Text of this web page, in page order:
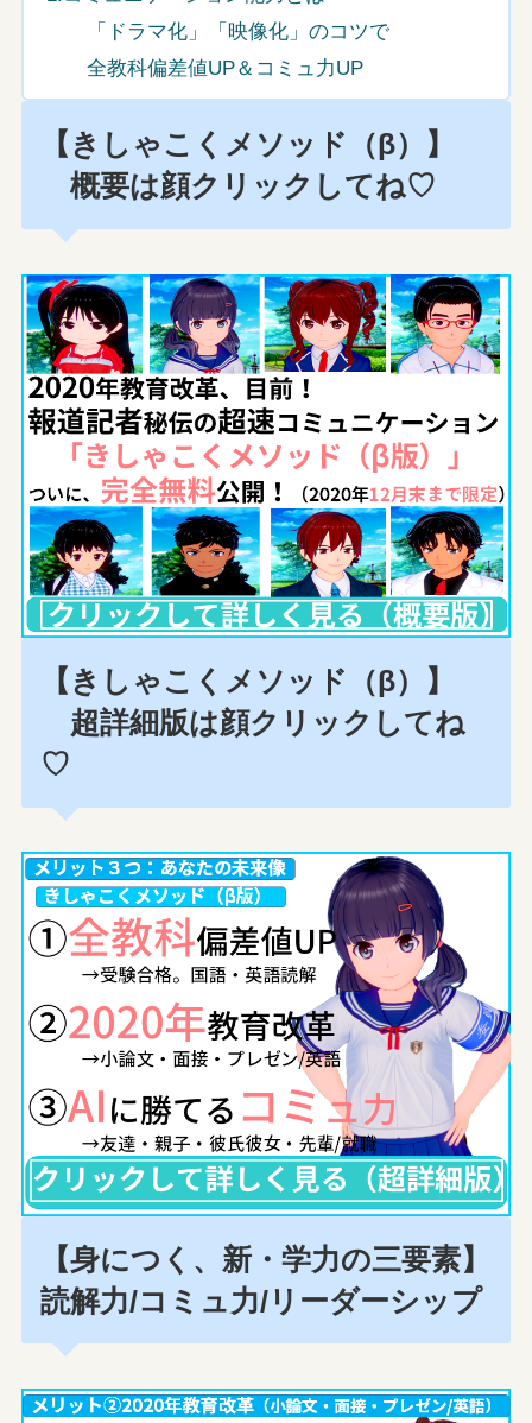
「ドラマ化」「映像化」のコツで
全教科偏差値UP＆コミュ力UP
【きしゃこくメソッド（β）】
概要は顔クリックしてね♡
【きしゃこくメソッド（β）】
超詳細版は顔クリックしてね
♡
【身につく、新・学力の三要素】
読解力/コミュ力/リーダーシップ